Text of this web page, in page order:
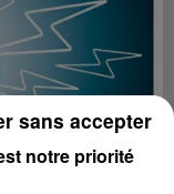
notre priorité
sans accepter